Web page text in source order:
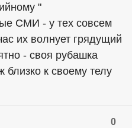
"
СМИ - у тех совсем
их волнует грядущий
- своя рубашка
близко к своему телу
0